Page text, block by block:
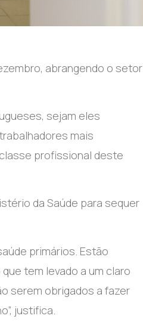
abrangendo o setor
sejam eles
mais
profissional deste
da Saúde para sequer
primários. Estão
tem levado a um claro
serem obrigados a fazer
justifica.